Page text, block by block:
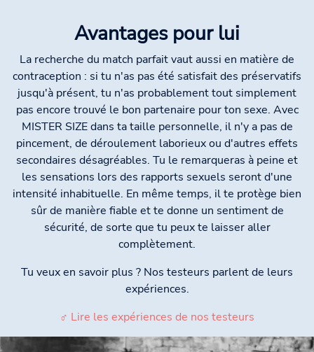
Avantages pour lui
La recherche du match parfait vaut aussi en matière de
contraception : si tu n'as pas été satisfait des préservatifs
jusqu'à présent, tu n'as probablement tout simplement
pas encore trouvé le bon partenaire pour ton sexe. Avec
MISTER SIZE dans ta taille personnelle, il n'y a pas de
pincement, de déroulement laborieux ou d'autres effets
secondaires désagréables. Tu le remarqueras à peine et
les sensations lors des rapports sexuels seront d'une
intensité inhabituelle. En même temps, il te protège bien
sûr de manière fiable et te donne un sentiment de
sécurité, de sorte que tu peux te laisser aller
complètement.
Tu veux en savoir plus ? Nos testeurs parlent de leurs
expériences.
♂ Lire les expériences de nos testeurs